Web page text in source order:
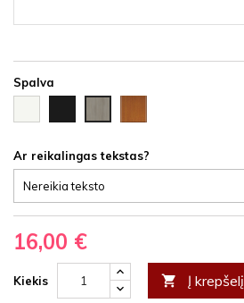
Spalva
HDF
HDF
latte
HDF
Ar reikalingas tekstas?
16,00 €
Kiekis  Į krepšelį